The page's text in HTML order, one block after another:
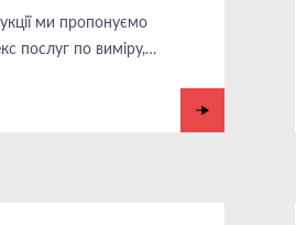
ми пропонуємо
послуг по виміру,